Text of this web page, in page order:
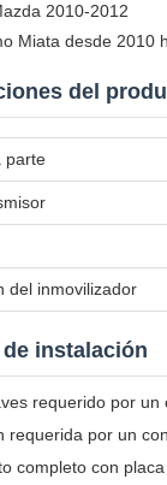
2010-2012
Miata desde 2010
del
parte
del inmovilizador
instalación
requerido por
requerida por un
completo con